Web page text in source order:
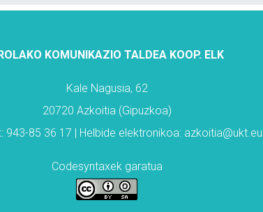
KOMUNIKAZIO TALDEA KOOP. ELK
Kale Nagusia, 62
20720 Azkoitia (Gipuzkoa)
943-85 36 17 | Helbide elektronikoa:
Codesyntaxek garatua